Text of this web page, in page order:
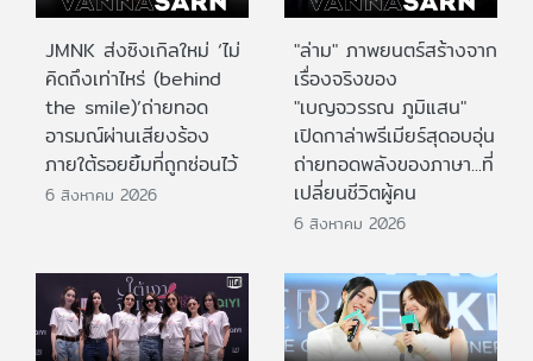
JMNK ส่งซิงเกิลใหม่ ‘ไม่
คิดถึงเท่าไหร่ (behind
the smile)’ถ่ายทอด
อารมณ์ผ่านเสียงร้อง
ภายใต้รอยยิ้มที่ถูกซ่อนไว้
6 สิงหาคม 2026
"ล่าม" ภาพยนตร์สร้างจาก
เรื่องจริงของ
"เบญจวรรณ ภูมิแสน"
เปิดกาล่าพรีเมียร์สุดอบอุ่น
ถ่ายทอดพลังของภาษา...ที่
เปลี่ยนชีวิตผู้คน
6 สิงหาคม 2026